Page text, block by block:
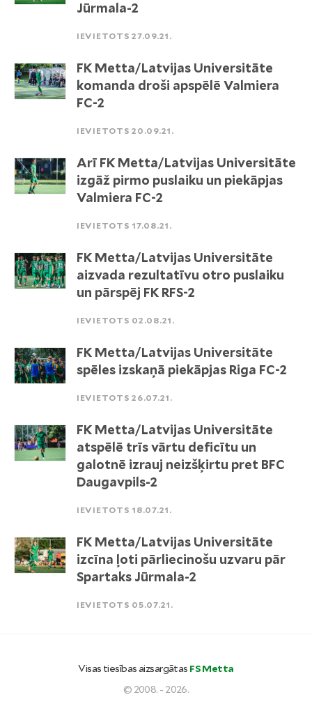
Jūrmala-2
IEVIETOTS 27.09.21.
FK Metta/Latvijas Universitāte
komanda droši apspēlē Valmiera
FC-2
IEVIETOTS 20.09.21.
Arī FK Metta/Latvijas Universitāte
izgāž pirmo puslaiku un piekāpjas
Valmiera FC-2
IEVIETOTS 17.08.21.
FK Metta/Latvijas Universitāte
aizvada rezultatīvu otro puslaiku
un pārspēj FK RFS-2
IEVIETOTS 02.08.21.
FK Metta/Latvijas Universitāte
spēles izskaņā piekāpjas Riga FC-2
IEVIETOTS 26.07.21.
FK Metta/Latvijas Universitāte
atspēlē trīs vārtu deficītu un
galotnē izrauj neizšķirtu pret BFC
Daugavpils-2
IEVIETOTS 18.07.21.
FK Metta/Latvijas Universitāte
izcīna ļoti pārliecinošu uzvaru pār
Spartaks Jūrmala-2
IEVIETOTS 05.07.21.
Visas tiesības aizsargātas FS Metta
© 2008. - 2026.